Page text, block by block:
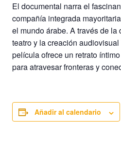
El documental narra el
compañía integrada
el mundo árabe. A través de la
teatro y la creación
película ofrece un retrato
para atravesar fronteras y
Añadir al calendario